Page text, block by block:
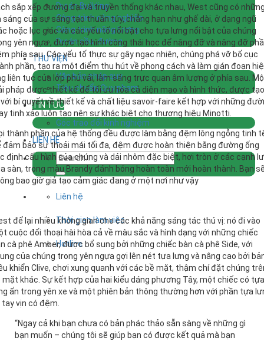
Dự án Building
Công trình công nghiệp
Công trình năng lượng
Dự án cầu, đường
THƯ VIỆN
Văn bản pháp quy
Tiêu chuẩn Quy phạm
TIN TỨC
Góc trao đổi kinh nghiệm
LIÊN HỆ
Liên hệ
Thời gian làm việc
Hotline
sắp xếp đương đại và truyền thống khác nhau, West cũng có
sáng của sự sáng tạo thuần túy, chẳng hạn như ghế dài, ở dạng ngũ
hoặc lục giác và các yếu tố nổi bật cho tựa lưng nổi bật của chúng
yên ngựa , được tạo hình công thái học để nâng đỡ và nâng đỡ
phía sau. Các yếu tố thực sự gây ngạc nhiên, chúng phá vỡ bố cục
phần, tạo ra một điểm thu hút về phong cách và làm gián đoạn
liên tục của lớp phủ vải, làm sáng trực quan âm lượng ở phía sau.
pháp được thiết kế để tối ưu hóa cả diện mạo và hình thức, được tạo
bí quyết về thiết kế và chất liệu savoir-faire kết hợp với những
tinh xảo luôn tạo nên sự khác biệt cho thương hiệu Minotti.
thành phần của hệ thống đều được làm bằng đệm lông ngỗng tinh
đảm bảo sự thoải mái tối đa, đệm được hoàn thiện bằng đường ống
định cấu hình của chúng và dải nhôm đặc biệt, hơi tròn ở các cạnh
sàn, trong màu Brandy đánh bóng hoàn toàn mới hoàn thành. Bạn
bao giờ giả tạo cảm giác đang ở một nơi như vậy
để lại nhiều không gian cho các khả năng sáng tác thú vị: nó đi vào
cuộc đối thoại hài hòa cả về màu sắc và hình dạng với những chiếc
cà phê Amber, được bổ sung bởi những chiếc bàn cà phê Side, với
của chúng trong yên ngựa gợi lên nét tựa lưng và nâng cao bởi
khiển Clive, chơi xung quanh với các bề mặt, thậm chí đặt chúng
mặt khác. Sự kết hợp của hai kiểu dáng phương Tây, một chiếc có tựa
ẩn trong yên xe và một phiên bản thông thường hơn với phần tựa
tay vịn có đệm.
“Ngay cả khi bạn chưa có bản phác thảo sẵn sàng về những gì
bạn muốn – chúng tôi sẽ giúp bạn có được kết quả mà bạn